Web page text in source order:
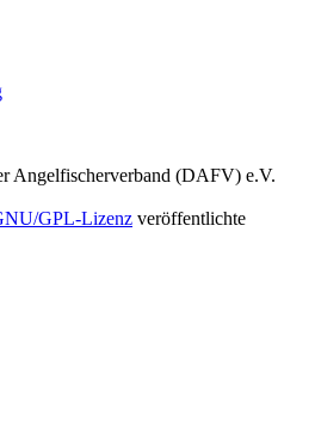
Angelfischerverband (DAFV) e.V.
GPL-Lizenz veröffentlichte